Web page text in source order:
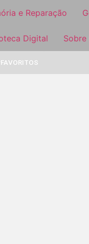
e Reparação
Digital Sobre
FAVORITOS